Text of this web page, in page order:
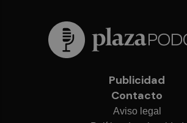
Publicidad
Contacto
Aviso legal